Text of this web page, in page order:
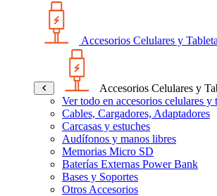
Accesorios Celulares y
Accesorios Celulares y
Ver todo en accesorios celulares y
Cables, Cargadores, Adaptadores
Carcasas y estuches
Audífonos y manos libres
Memorias Micro SD
Baterías Externas Power Bank
Bases y Soportes
Otros Accesorios